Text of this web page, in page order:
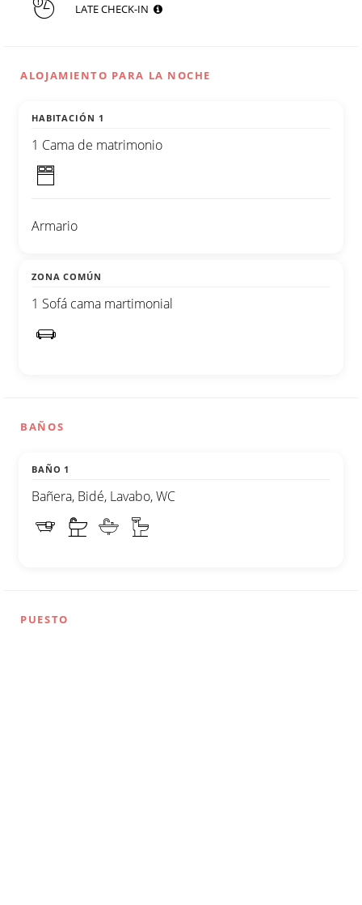
LATE CHECK-IN
ALOJAMIENTO PARA LA NOCHE
HABITACIÓN 1
1 Cama de matrimonio
Armario
ZONA COMÚN
1 Sofá cama martimonial
BAÑOS
BAÑO 1
Bañera, Bidé, Lavabo, WC
PUESTO